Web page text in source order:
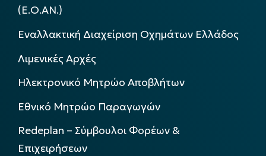
(Ε.Ο.ΑΝ.)
Εναλλακτική Διαχείριση Οχημάτων Ελλάδος
Λιμενικές Αρχές
Ηλεκτρονικό Μητρώο Αποβλήτων
Εθνικό Μητρώο Παραγωγών
Redeplan – Σύμβουλοι Φορέων &
Επιχειρήσεων